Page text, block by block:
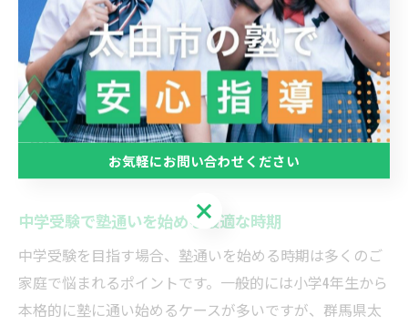
習にしっかり結びつき、志望校合格への力となります。
塾と家庭、それぞれの学習環境を最大限に活用しましょ
う。
塾通い開始の最適タイミングを解説
中学受験で塾通いを始める最適な時期
中学受験を目指す場合、塾通いを始める時期は多くのご
家庭で悩まれるポイントです。一般的には小学4年生から
本格的に塾に通い始めるケースが多いですが、群馬県太
お気軽にお問い合わせください
お気軽にお問い合わせください